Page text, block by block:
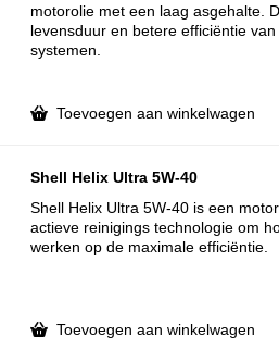
motorolie met een laag asgehalte.
levensduur en betere efficiëntie
systemen.
Toevoegen aan winkelwagen
Shell Helix Ultra 5W-40
Shell Helix Ultra 5W-40 is een
actieve reinigings technologie om
werken op de maximale efficiëntie.
Toevoegen aan winkelwagen